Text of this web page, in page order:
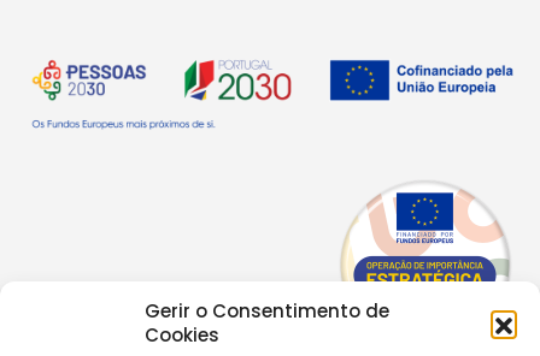
Gerir o Consentimento de
Cookies